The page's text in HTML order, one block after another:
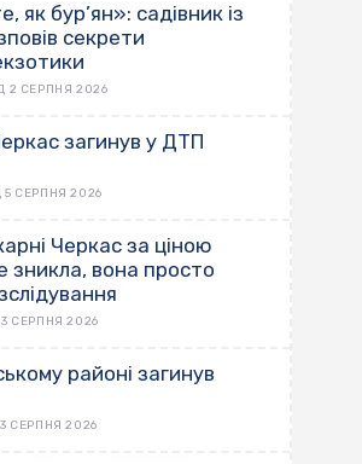
як бур’ян»: садівник із
секрети
2 СЕРПНЯ 2026
загинув у ДТП
5 СЕРПНЯ 2026
Черкас за ціною
зникла, вона просто
3 СЕРПНЯ 2026
районі загинув
3 СЕРПНЯ 2026